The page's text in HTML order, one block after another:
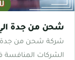
شحن من جدة الي
شركة شحن من جدة
الشركات المنافسة